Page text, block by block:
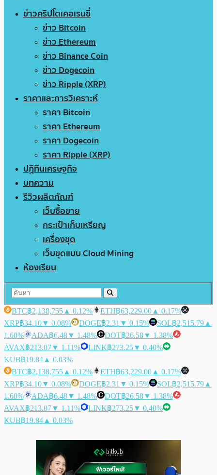
ข่าวคริปโตเคอเรนซี่
ข่าว Bitcoin
ข่าว Ethereum
ข่าว Binance Coin
ข่าว Dogecoin
ข่าว Ripple (XRP)
ราคาและการวิเคราะห์
ราคา Bitcoin
ราคา Ethereum
ราคา Dogecoin
ราคา Ripple (XRP)
ปฏิทินเศรษฐกิจ
บทความ
รีวิวผลิตภัณฑ์
เว็บซื้อขาย
กระเป๋าเก็บเหรียญ
เครื่องขุด
เว็บขุดแบบ Cloud Mining
ห้องเรียน
BTC฿2,138,755 ▲ 0.12% ETH฿63,229.00 ▲ 0.17%
XRP฿34.10▼ 0.08% DOGE฿2.31 ▼ 0.15% SOL฿2,515.79 ▲
1.60%
ADA฿6.48▼ 1.48% DOT฿26.58▼ 1.38%
AVAX฿213.07▼ 1.11% LINK฿273.25▼ 0.40%
KUB฿19.84 ▲ 0.03%
BTC฿2,138,755 ▲ 0.12% ETH฿63,229.00 ▲ 0.17%
XRP฿34.10▼ 0.08% DOGE฿2.31 ▼ 0.15% SOL฿2,515.79 ▲
1.60%
ADA฿6.48▼ 1.48% DOT฿26.58▼ 1.38%
AVAX฿213.07▼ 1.11% LINK฿273.25▼ 0.40%
KUB฿19.84 ▲ 0.03%